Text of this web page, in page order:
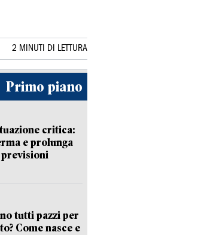
2 MINUTI DI LETTURA
Primo piano
critica:
e prolunga
previsioni
tutti pazzi per
Come nasce e